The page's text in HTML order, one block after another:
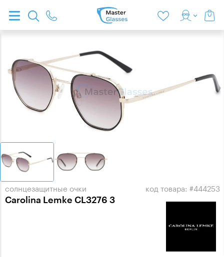
солнцезащитные очки
Carolina Lemke CL3276 3
код товара: #444253